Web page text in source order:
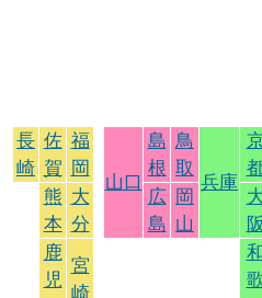
長
崎
佐
賀
福
岡
山口
島
根
鳥
取
兵庫
熊
本
大
分
広
島
岡
山
阪
鹿
児
宮
崎